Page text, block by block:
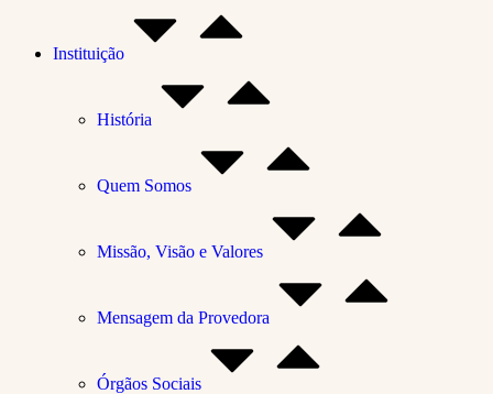
Instituição
História
Quem Somos
Missão, Visão e Valores
Mensagem da Provedora
Órgãos Sociais